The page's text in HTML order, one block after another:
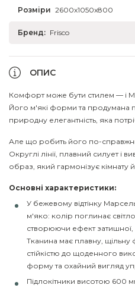
Розміри 2600x1050x800
Бренд: Frisco
ОПИС
Комфорт може бути стилем — і
Його м'які форми та продумана
природну елегантність, яка
Але що робить його по-
Округлі лінії, плавний силует і
образ, який гармонізує кімнату й
Основні характеристики:
У бежевому відтінку
м'яко: колір поглинає
створюючи ефект
Тканина має плавну,
стійкістю до щоденного
форму та охайний вигляд
Підлокітники висотою 600